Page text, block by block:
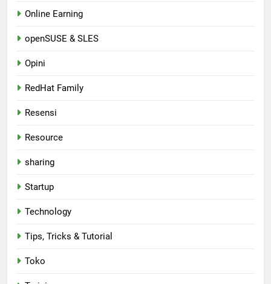
Online Earning
openSUSE & SLES
Opini
RedHat Family
Resensi
Resource
sharing
Startup
Technology
Tips, Tricks & Tutorial
Toko